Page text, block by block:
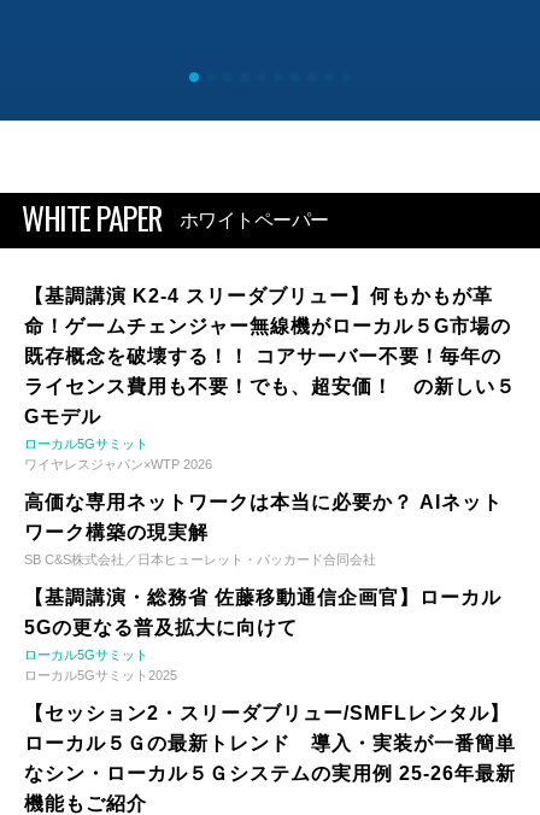
WHITE PAPER ホワイトペーパー
【基調講演 K2-4 スリーダブリュー】何もかもが革
命！ゲームチェンジャー無線機がローカル５G市場の
既存概念を破壊する！！ コアサーバー不要！毎年の
ライセンス費用も不要！でも、超安価！ の新しい５
Gモデル
ローカル5Gサミット
ワイヤレスジャパン×WTP 2026
高価な専用ネットワークは本当に必要か？ AIネット
ワーク構築の現実解
SB C&S株式会社／日本ヒューレット・パッカード合同会社
【基調講演・総務省 佐藤移動通信企画官】ローカル
5Gの更なる普及拡大に向けて
ローカル5Gサミット
ローカル5Gサミット2025
【セッション2・スリーダブリュー/SMFLレンタル】
ローカル５Ｇの最新トレンド 導入・実装が一番簡単
なシン・ローカル５Ｇシステムの実用例 25-26年最新
機能もご紹介